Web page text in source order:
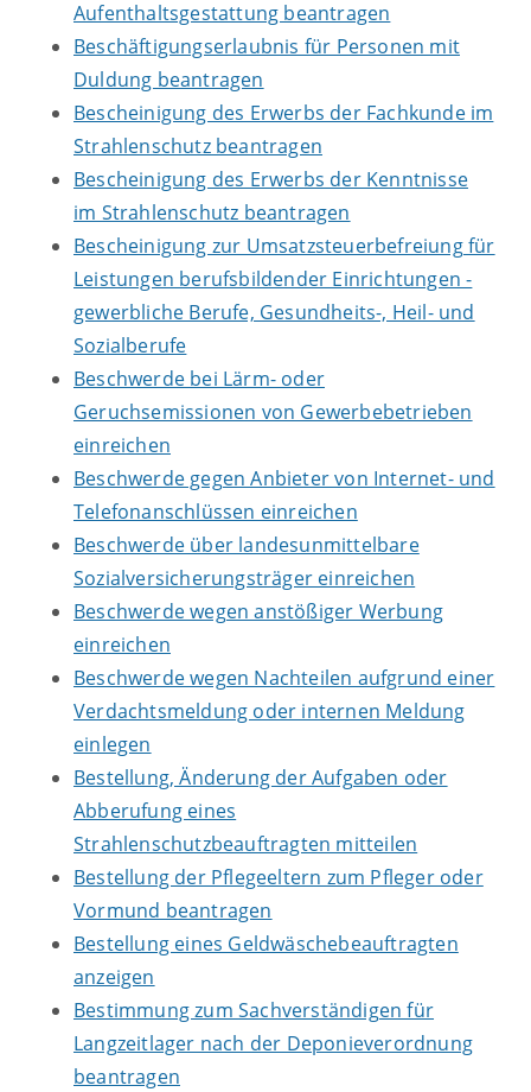
Aufenthaltsgestattung beantragen
Beschäftigungserlaubnis für Personen mit
Duldung beantragen
Bescheinigung des Erwerbs der Fachkunde im
Strahlenschutz beantragen
Bescheinigung des Erwerbs der Kenntnisse
im Strahlenschutz beantragen
Bescheinigung zur Umsatzsteuerbefreiung für
Leistungen berufsbildender Einrichtungen -
gewerbliche Berufe, Gesundheits-, Heil- und
Sozialberufe
Beschwerde bei Lärm- oder
Geruchsemissionen von Gewerbebetrieben
einreichen
Beschwerde gegen Anbieter von Internet- und
Telefonanschlüssen einreichen
Beschwerde über landesunmittelbare
Sozialversicherungsträger einreichen
Beschwerde wegen anstößiger Werbung
einreichen
Beschwerde wegen Nachteilen aufgrund einer
Verdachtsmeldung oder internen Meldung
einlegen
Bestellung, Änderung der Aufgaben oder
Abberufung eines
Strahlenschutzbeauftragten mitteilen
Bestellung der Pflegeeltern zum Pfleger oder
Vormund beantragen
Bestellung eines Geldwäschebeauftragten
anzeigen
Bestimmung zum Sachverständigen für
Langzeitlager nach der Deponieverordnung
beantragen